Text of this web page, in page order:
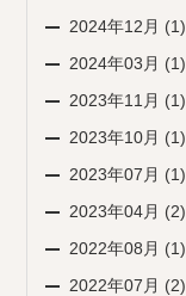
2024年12月 (1)
2024年03月 (1)
2023年11月 (1)
2023年10月 (1)
2023年07月 (1)
2023年04月 (2)
2022年08月 (1)
2022年07月 (2)